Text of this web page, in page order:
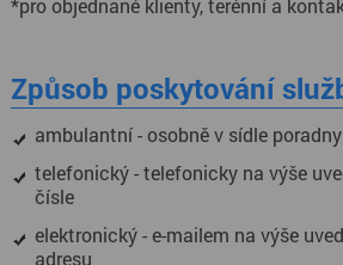
*pro objednané klienty, terénní a
Způsob poskytování
ambulantní - osobně v sídle poradny
telefonický - telefonicky na výše
čísle
elektronický - e-mailem na výše
adresu